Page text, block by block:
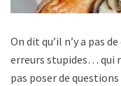
On dit qu’il n’y a pas
erreurs stupides… qui
pas poser de questions